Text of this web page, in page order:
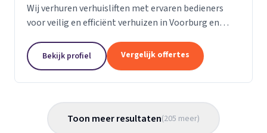
Wij verhuren verhuisliften met ervaren bedieners
voor veilig en efficiënt verhuizen in Voorburg en
Bekijk profiel Vergelijk offertes
Toon meer resultaten(205 meer)